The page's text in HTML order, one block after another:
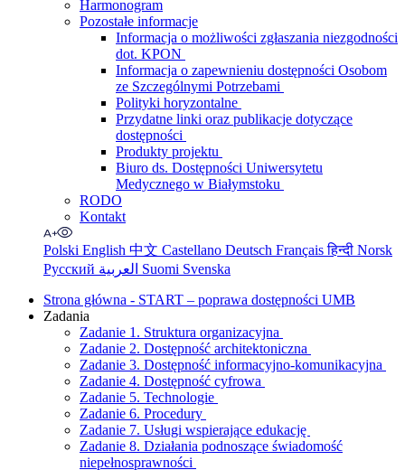
Harmonogram
Pozostałe informacje
Informacja o możliwości zgłaszania niezgodności
dot. KPON
Informacja o zapewnieniu dostępności Osobom
ze Szczególnymi Potrzebami
Polityki horyzontalne
Przydatne linki oraz publikacje dotyczące
dostępności
Produkty projektu
Biuro ds. Dostępności Uniwersytetu
Medycznego w Białymstoku
RODO
Kontakt
Polski English 中文 Castellano Deutsch Françaisहिन्दी Norsk
Русский
Suomi Svenska
Strona główna - START – poprawa dostępności UMB
Zadania
Zadanie 1. Struktura organizacyjna
Zadanie 2. Dostępność architektoniczna
Zadanie 3. Dostępność informacyjno-komunikacyjna
Zadanie 4. Dostępność cyfrowa
Zadanie 5. Technologie
Zadanie 6. Procedury
Zadanie 7. Usługi wspierające edukację
Zadanie 8. Działania podnoszące świadomość
niepełnosprawności